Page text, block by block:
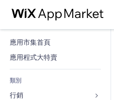
應用市集首頁
應用程式大特賣
類別
行銷